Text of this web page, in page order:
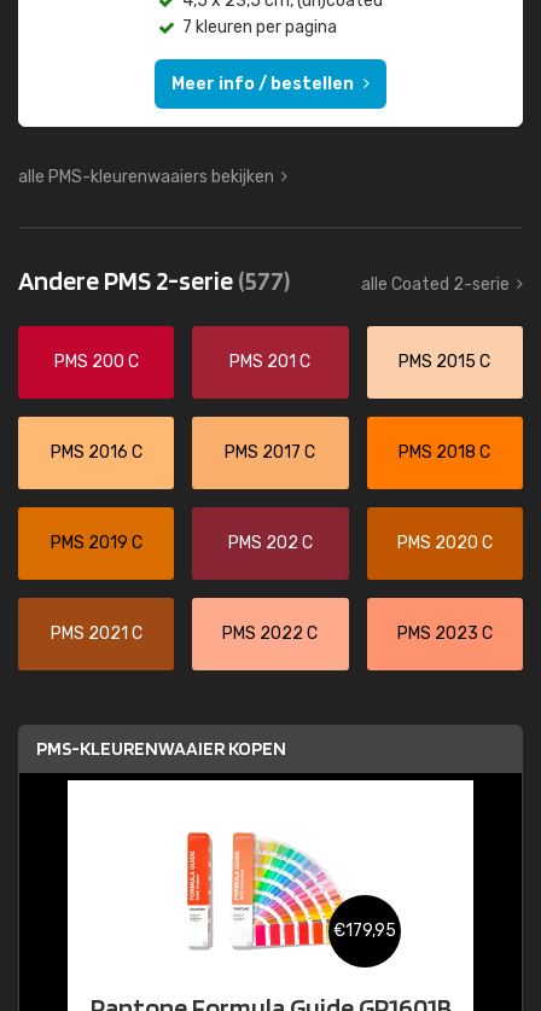
7 kleuren per pagina
Meer info / bestellen
alle PMS-kleurenwaaiers bekijken
Andere PMS 2-serie(577) alle Coated 2-serie
PMS 200 C PMS 201 C PMS 2015 C
PMS 2016 C PMS 2017 C PMS 2018 C
PMS 2019 C PMS 202 C PMS 2020 C
PMS 2021 C PMS 2022 C PMS 2023 C
PMS-KLEURENWAAIER KOPEN
€179,95